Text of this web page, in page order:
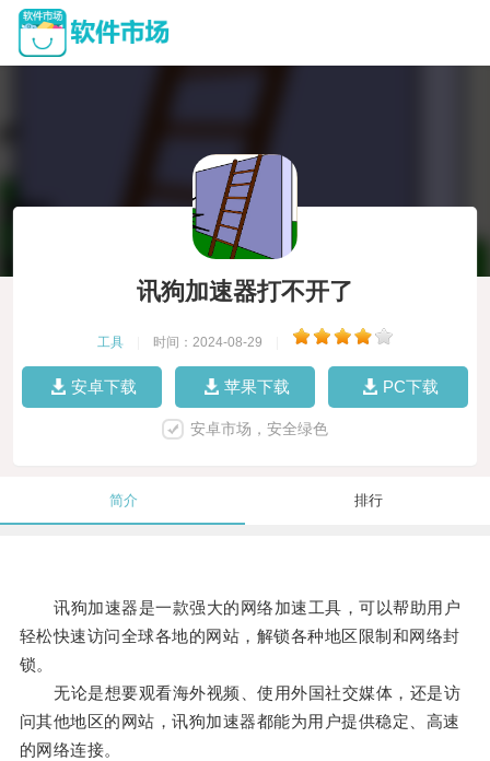
讯狗加速器打不开了
工具 时间：2024-08-29
安卓下载 苹果下载 PC下载
安卓市场，安全绿色
简介 排行
讯狗加速器是一款强大的网络加速工具，可以帮助用户
轻松快速访问全球各地的网站，解锁各种地区限制和网络封
锁。
无论是想要观看海外视频、使用外国社交媒体，还是访
问其他地区的网站，讯狗加速器都能为用户提供稳定、高速
的网络连接。